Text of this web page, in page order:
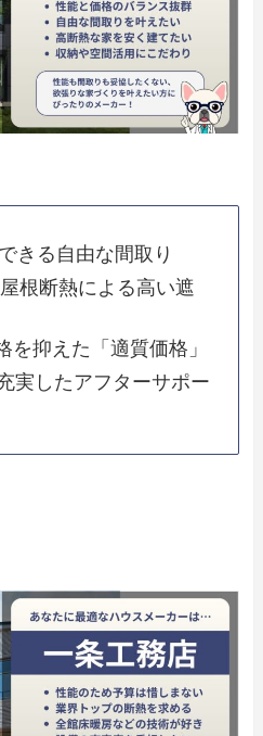
きる自由な間取り
根断熱による高い遮
を抑えた「適質価格」
実したアフターサポー